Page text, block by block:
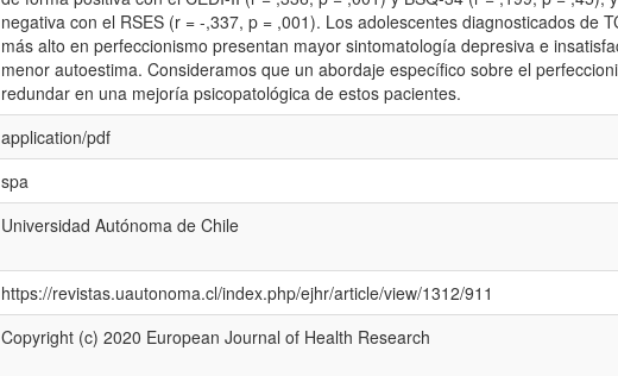
negativa con el RSES (r = -,337, p = ,001). Los adolescentes diagnosticados de
más alto en perfeccionismo presentan mayor sintomatología depresiva e
menor autoestima. Consideramos que un abordaje específico sobre el
redundar en una mejoría psicopatológica de estos pacientes.
application/pdf
spa
Universidad Autónoma de Chile
https://revistas.uautonoma.cl/index.php/ejhr/article/view/1312/911
Copyright (c) 2020 European Journal of Health Research